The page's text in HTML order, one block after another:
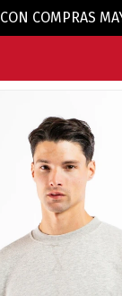
CON COMPRAS